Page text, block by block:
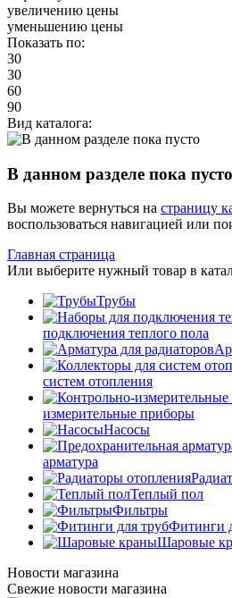
увеличению цены
уменьшению цены
Показать по:
30
30
60
90
Вид каталога:
В данном разделе пока пусто
Вы можете вернуться на страницу
воспользоваться навигацией или
Главная страница
Или выберите нужный товар в
Трубы
подключения теплого пола
систем отопления
измерительные приборы
Насосы
арматура
Теплый пол
Фильтры
Фитинги
Шаровые
Новости магазина
Свежие новости магазина